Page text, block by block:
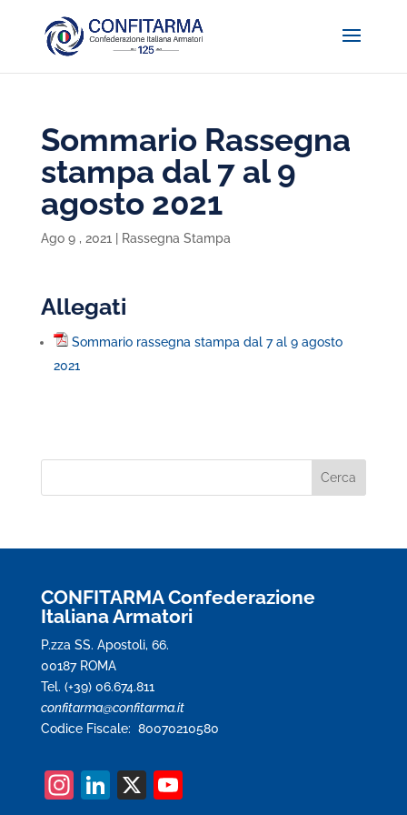
Sommario Rassegna
stampa dal 7 al 9
agosto 2021
Ago 9 , 2021 Rassegna Stampa
Allegati
Sommario rassegna stampa dal 7 al 9 agosto
2021
CONFITARMA Confederazione
Italiana Armatori
P.zza SS. Apostoli, 66.
00187 ROMA
Tel. (+39) 06.674.811
confitarma@confitarma.it
Codice Fiscale: 80070210580
In Li X Y